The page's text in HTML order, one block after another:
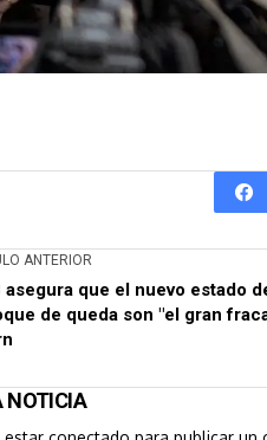
ANTERIOR
asegura que el nuevo estado
de queda son "el gran
NOTICIA